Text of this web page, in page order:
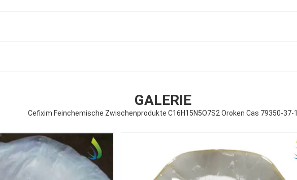
GALERIE
Cefixim Feinchemische Zwischenprodukte C16H15N5O7S2 Oroken Cas 79350-37-1